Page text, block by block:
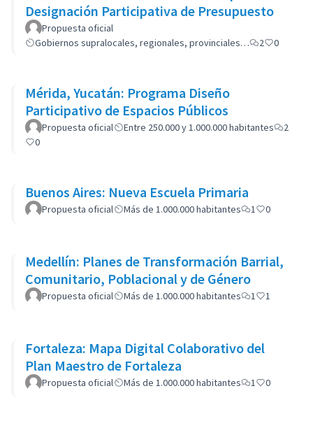
Designación Participativa de Presupuesto
Propuesta oficial
Gobiernos supralocales, regionales, provinciales…
2 0
Mérida, Yucatán: Programa Diseño
Participativo de Espacios Públicos
Propuesta oficial Entre 250.000 y 1.000.000 habitantes
2
0
Buenos Aires: Nueva Escuela Primaria
Propuesta oficial Más de 1.000.000 habitantes 1 0
Medellín: Planes de Transformación Barrial,
Comunitario, Poblacional y de Género
Propuesta oficial Más de 1.000.000 habitantes 1 1
Fortaleza: Mapa Digital Colaborativo del
Plan Maestro de Fortaleza
Propuesta oficial Más de 1.000.000 habitantes 1 0